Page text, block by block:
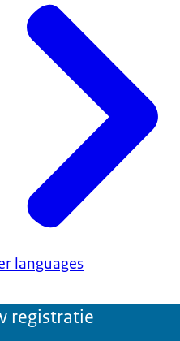
languages
registratie